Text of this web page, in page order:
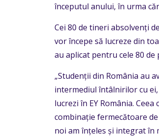
începutul anului, în urma
Cei 80 de tineri absolvenți
vor începe să lucreze din
au aplicat pentru cele 80 de
„Studenții din România au
intermediul întâlnirilor cu ei,
lucrezi în EY România.
combinație fermecătoare
noi am înțeles și integrat în